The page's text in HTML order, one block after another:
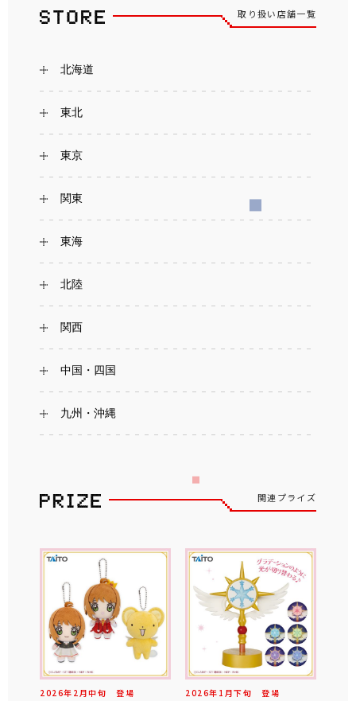
取り扱い店舗一覧
北海道
東北
東京
関東
東海
北陸
関西
中国・四国
九州・沖縄
関連プライズ
2026年 2 月中旬 登場 2026年 1 月下旬 登場